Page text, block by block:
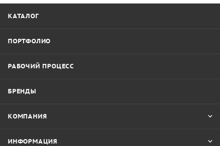
КАТАЛОГ
ПОРТФОЛИО
РАБОЧИЙ ПРОЦЕСС
БРЕНДЫ
КОМПАНИЯ
ИНФОРМАЦИЯ